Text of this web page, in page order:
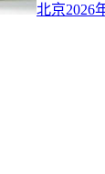
北京2026